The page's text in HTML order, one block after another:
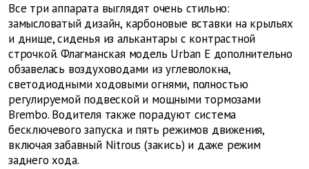
Все три аппарата выглядят очень стильно:
замысловатый дизайн, карбоновые вставки на крыльях
и днище, сиденья из алькантары с контрастной
строчкой. Флагманская модель Urban E дополнительно
обзавелась воздуховодами из углеволокна,
светодиодными ходовыми огнями, полностью
регулируемой подвеской и мощными тормозами
Brembo. Водителя также порадуют система
бесключевого запуска и пять режимов движения,
включая забавный Nitrous (закись) и даже режим
заднего хода.